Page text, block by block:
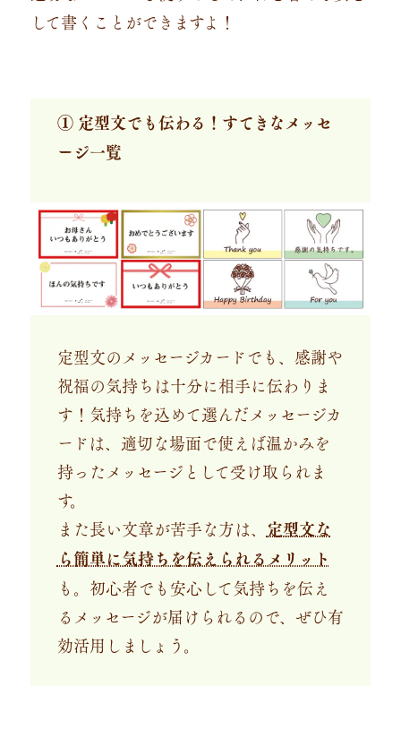
して書くことができますよ！
① 定型文でも伝わる！すてきなメッセ
ージ一覧
定型文のメッセージカードでも、感謝や
祝福の気持ちは十分に相手に伝わりま
す！気持ちを込めて選んだメッセージカ
ードは、適切な場面で使えば温かみを
持ったメッセージとして受け取られま
す。
また長い文章が苦手な方は、 定型文な
ら簡単に気持ちを伝えられるメリット
も。初心者でも安心して気持ちを伝え
るメッセージが届けられるので、ぜひ有
効活用しましょう。